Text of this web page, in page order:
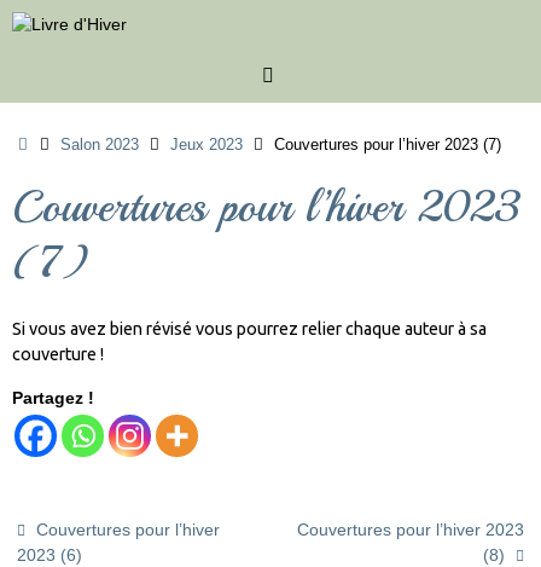
Passer
au
AccueilSalon 2023 Jeux 2023 Couvertures pour l’hiver 2023 (7)
Couvertures pour l’hiver 2023
(7)
Si vous avez bien révisé vous pourrez relier chaque auteur à sa
couverture !
Partagez !
Couvertures pour l’hiver
2023 (6)
Couvertures pour l’hiver 2023
(8)